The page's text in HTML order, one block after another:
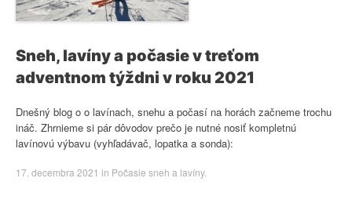
Sneh, lavíny a počasie v treťom
adventnom týždni v roku 2021
Dnešný blog o o lavínach, snehu a počasí na horách začneme trochu
ináč. Zhrnieme si pár dôvodov prečo je nutné nosiť kompletnú
lavínovú výbavu (vyhľadávač, lopatka a sonda):
17. decembra 2021 in Počasie sneh a lavíny.